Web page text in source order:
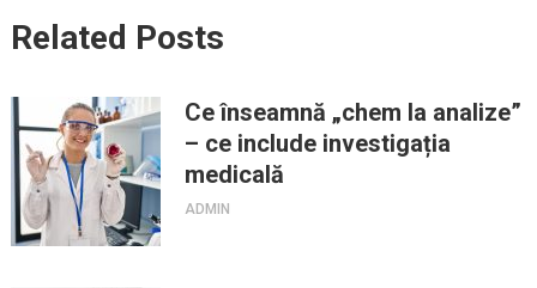
Related Posts
Ce înseamnă „chem la analize”
– ce include investigația
medicală
ADMIN